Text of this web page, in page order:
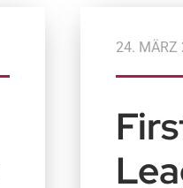
24. MÄRZ